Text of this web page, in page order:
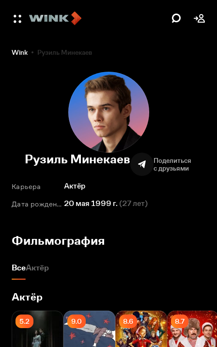
Wink Рузиль Минекаев
Рузиль Минекаев
Поделиться
с друзьями
Карьера Актёр
Дата рождения 20 мая 1999 г. (27 лет)
Фильмография
ВсеАктёр
Актёр
5.2 9.0 8.6 8.7